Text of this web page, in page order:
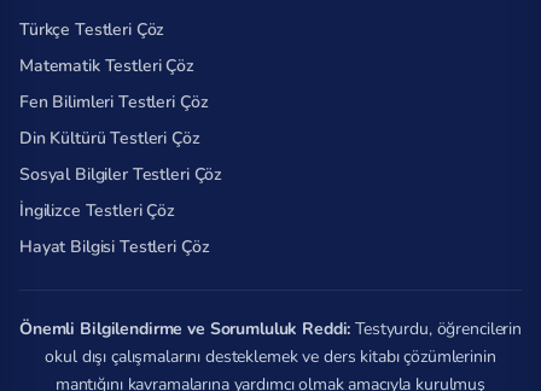
Türkçe Testleri Çöz
Matematik Testleri Çöz
Fen Bilimleri Testleri Çöz
Din Kültürü Testleri Çöz
Sosyal Bilgiler Testleri Çöz
İngilizce Testleri Çöz
Hayat Bilgisi Testleri Çöz
Önemli Bilgilendirme ve Sorumluluk Reddi: Testyurdu, öğrencilerin
okul dışı çalışmalarını desteklemek ve ders kitabı çözümlerinin
mantığını kavramalarına yardımcı olmak amacıyla kurulmuş